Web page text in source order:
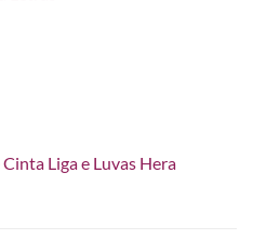
Liga e Luvas Hera